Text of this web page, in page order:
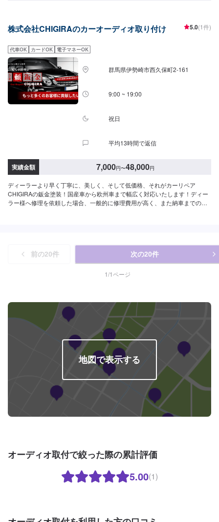
サービスの強化はもちろん、働くスタッフのストレスを軽減し、よりお客様
追求し、全てのお客様からも頼みやすい、と言っていただける自動車整備工
オファーにてお問い合わせ【2】お見積り【3】お見積りにご納得いただけれ
ば作業開始【4】仕上がり次第納車◯納期について◯通常２～３日程度で納車
いたします。車種や状態により納期が前後する場合がございます。予め、ご
了承ください。◯代車について◯作業中は無料の代車をご利用ください。※燃
料代は、お客様負担となっております。予め、ご了承ください。◯パーツ持
ち込みについて◯パーツの持ち込み可能です。オファーの際に持ち込みパー
ツの詳細をご入力ください。【定休日・営業時間】定休日：日曜日、祝日営
株式会社CHIGIRAのカーオーディオ取り付け 5.0(1件)
代車OK カードOK 電子マネーOK
群馬県伊勢崎市西久保町2-161
9:00 ~ 19:00
祝日
平均13時間で返信
実績金額 7,000円〜48,000円
ディーラーより早く丁寧に、美しく、そして低価格、それがカーリペア
CHIGIRAの鈑金塗装！国産車から欧州車まで幅広く対応いたします！ディー
ラー様へ修理を依頼した場合、一般的に修理費用が高く、また納車までの時
ショナルです。大切なお車はぜひ、カーリペアCHIGIRAにおまかせくださ
い！--------------------------------------------------【1】オファーにてお問い合わせ
【2】お見積り【3】お見積りにご納得いただければ作業開始【4】仕上がり
次第納車□納期について□通常2〜3日程度で納車いたします。車種や状態によ
み可能です。オファーの際に持ち込みパーツの詳細をご入力ください。【定
休日・営業時間】定休日：祝日営業時間：9:00~19:00
前の20件 次の20件
1/1ページ
地図で表示する
オーディオ取付で絞った際の累計評価
5.00(1)